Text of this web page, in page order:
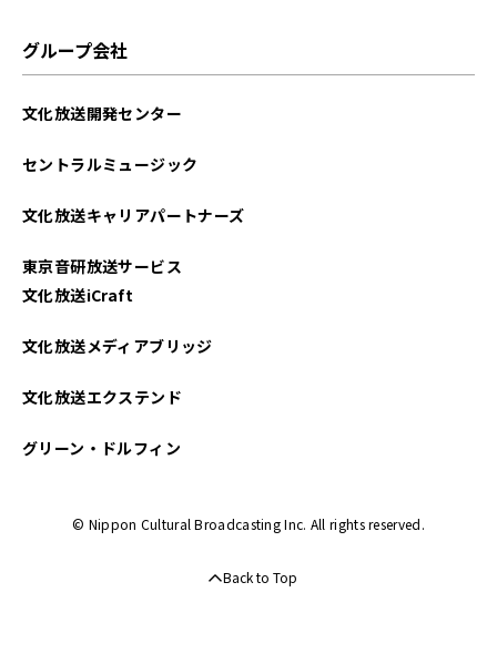
グループ会社
文化放送開発センター
セントラルミュージック
文化放送キャリアパートナーズ
東京音研放送サービス
文化放送iCraft
文化放送メディアブリッジ
文化放送エクステンド
グリーン・ドルフィン
© Nippon Cultural Broadcasting Inc. All rights reserved.
Back to Top